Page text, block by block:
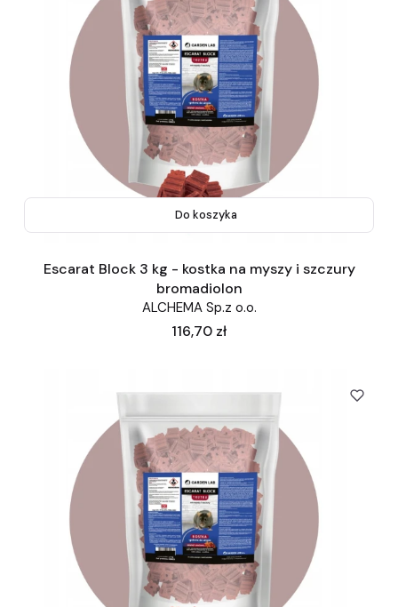
Do koszyka
Escarat Block 3 kg - kostka na myszy i szczury
bromadiolon
ALCHEMA Sp.z o.o.
Cena
116,70 zł